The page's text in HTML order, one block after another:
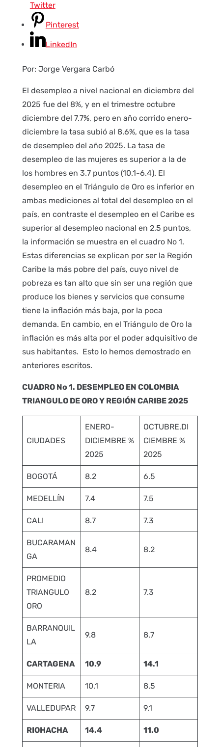
Twitter
Pinterest
LinkedIn
Por: Jorge Vergara Carbó
El desempleo a nivel nacional en diciembre del
2025 fue del 8%, y en el trimestre octubre
diciembre del 7.7%, pero en año corrido enero-
diciembre la tasa subió al 8.6%, que es la tasa
de desempleo del año 2025. La tasa de
desempleo de las mujeres es superior a la de
los hombres en 3.7 puntos (10.1-6.4). El
desempleo en el Triángulo de Oro es inferior en
ambas mediciones al total del desempleo en el
país, en contraste el desempleo en el Caribe es
superior al desempleo nacional en 2.5 puntos,
la información se muestra en el cuadro No 1.
Estas diferencias se explican por ser la Región
Caribe la más pobre del país, cuyo nivel de
pobreza es tan alto que sin ser una región que
produce los bienes y servicios que consume
tiene la inflación más baja, por la poca
demanda. En cambio, en el Triángulo de Oro la
inflación es más alta por el poder adquisitivo de
sus habitantes. Esto lo hemos demostrado en
anteriores escritos.
CUADRO No 1. DESEMPLEO EN COLOMBIA
TRIANGULO DE ORO Y REGIÓN CARIBE 2025
CIUDADES
ENERO-
DICIEMBRE %
2025
OCTUBRE.DI
CIEMBRE %
2025
BOGOTÁ 8.2 6.5
MEDELLÍN 7.4 7.5
CALI 8.7 7.3
BUCARAMAN
GA
8.4 8.2
PROMEDIO
TRIANGULO
ORO
8.2 7.3
BARRANQUIL
LA
9.8 8.7
CARTAGENA 10.9 14.1
MONTERIA 10.1 8.5
VALLEDUPAR 9.7 9.1
RIOHACHA 14.4 11.0